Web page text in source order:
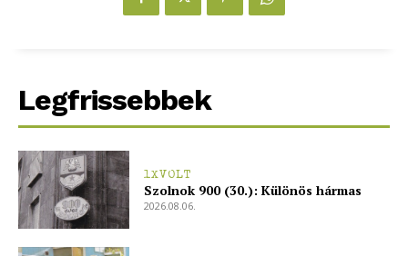
Legfrissebbek
1XVOLT
Szolnok 900 (30.): Különös hármas
2026.08.06.